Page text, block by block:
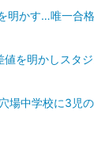
明かす…唯一合
を明かしスタ
中学校に3児